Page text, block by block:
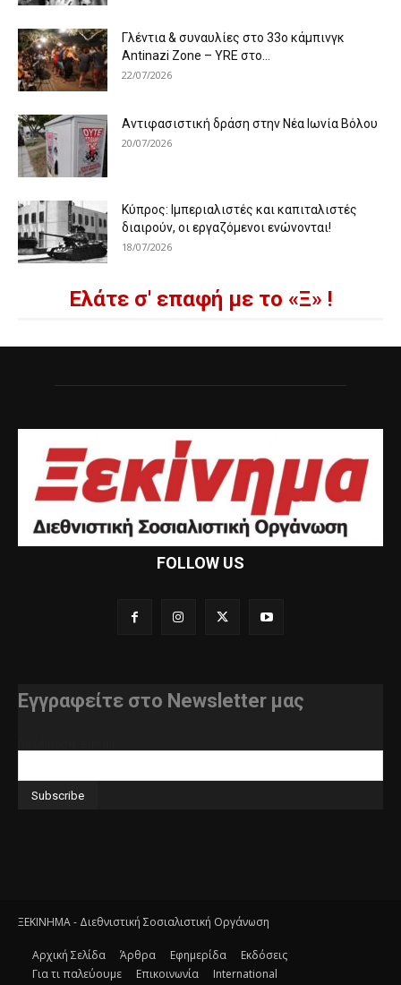
Γλέντια & συναυλίες στο 33ο κάμπινγκ
Antinazi Zone – YRE στο...
22/07/2026
Αντιφασιστική δράση στην Νέα Ιωνία Βόλου
20/07/2026
Κύπρος: Ιμπεριαλιστές και καπιταλιστές
διαιρούν, οι εργαζόμενοι ενώνονται!
18/07/2026
Ελάτε σ' επαφή με το «Ξ» !
FOLLOW US
Εγγραφείτε στο Newsletter μας
ΞΕΚΙΝΗΜΑ - Διεθνιστική Σοσιαλιστική Οργάνωση
Αρχική Σελίδα Άρθρα Εφημερίδα
Εκδόσεις
Για τι παλεύουμε
Επικοινωνία International